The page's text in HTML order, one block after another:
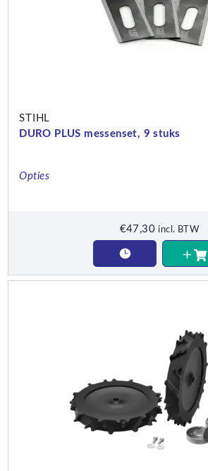
STIHL
DURO PLUS messenset, 9 stuks
Opties
€47,30 incl. BTW